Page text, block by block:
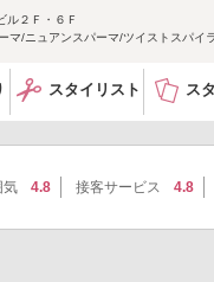
２Ｆ・６Ｆ
マ/ニュアンスパーマ/ツイストスパイ
スタイリスト ス
気 4.8 接客サービス 4.8